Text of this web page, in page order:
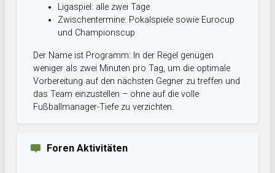
Ligaspiel: alle zwei Tage
Zwischentermine: Pokalspiele sowie Eurocup
und Championscup
Der Name ist Programm: In der Regel genügen
weniger als zwei Minuten pro Tag, um die optimale
Vorbereitung auf den nächsten Gegner zu treffen und
das Team einzustellen – ohne auf die volle
Fußballmanager-Tiefe zu verzichten.
Foren Aktivitäten